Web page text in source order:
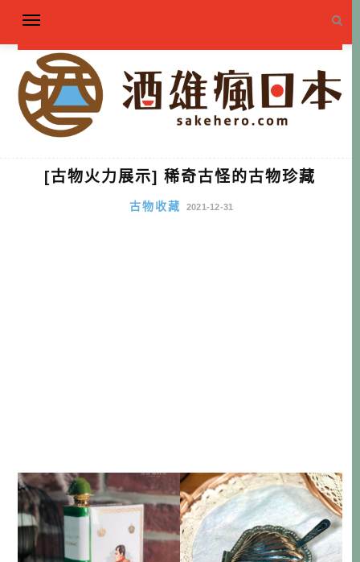
[古物火力展示] 稀奇古怪的古物珍藏
古物收藏 2021-12-31